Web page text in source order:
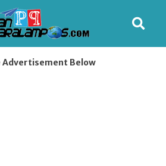
Advertisement Below